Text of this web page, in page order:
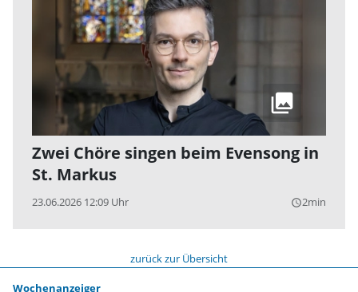
Zwei Chöre singen beim Evensong in
St. Markus
23.06.2026 12:09 Uhr query_builder2min
zurück zur Übersicht
Wochenanzeiger